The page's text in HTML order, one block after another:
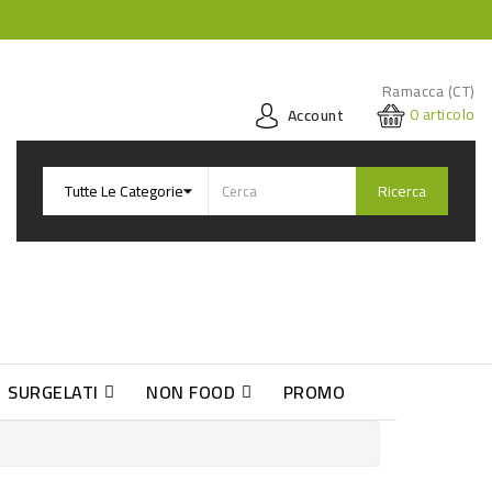
Ramacca (CT)
Account
0articolo
Ricerca
SURGELATI NON FOOD PROMO